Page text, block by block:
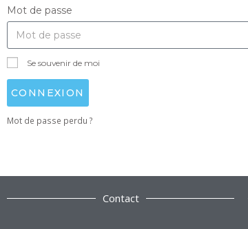
Mot de passe
Se souvenir de moi
CONNEXION
Mot de passe perdu ?
Contact